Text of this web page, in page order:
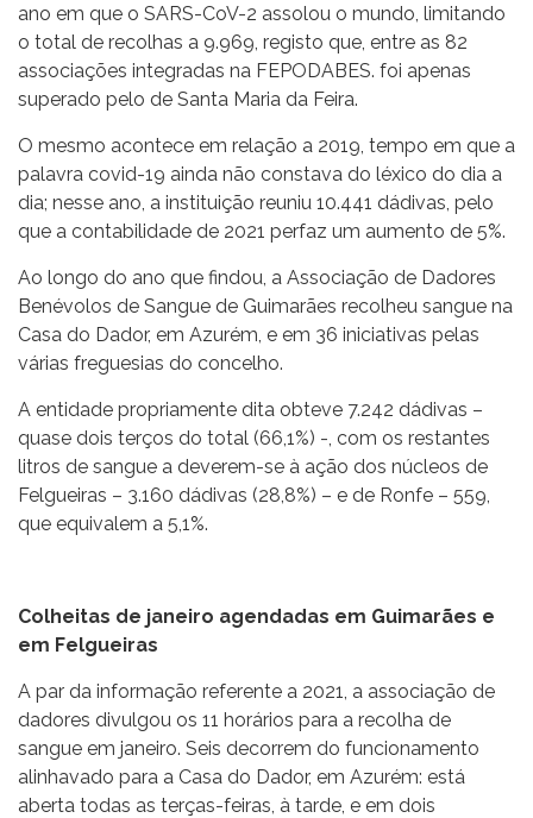
ano em que o SARS-CoV-2 assolou o mundo, limitando
o total de recolhas a 9.969, registo que, entre as 82
associações integradas na FEPODABES. foi apenas
superado pelo de Santa Maria da Feira.
O mesmo acontece em relação a 2019, tempo em que a
palavra covid-19 ainda não constava do léxico do dia a
dia; nesse ano, a instituição reuniu 10.441 dádivas, pelo
que a contabilidade de 2021 perfaz um aumento de 5%.
Ao longo do ano que findou, a Associação de Dadores
Benévolos de Sangue de Guimarães recolheu sangue na
Casa do Dador, em Azurém, e em 36 iniciativas pelas
várias freguesias do concelho.
A entidade propriamente dita obteve 7.242 dádivas –
quase dois terços do total (66,1%) -, com os restantes
litros de sangue a deverem-se à ação dos núcleos de
Felgueiras – 3.160 dádivas (28,8%) – e de Ronfe – 559,
que equivalem a 5,1%.
Colheitas de janeiro agendadas em Guimarães e
em Felgueiras
A par da informação referente a 2021, a associação de
dadores divulgou os 11 horários para a recolha de
sangue em janeiro. Seis decorrem do funcionamento
alinhavado para a Casa do Dador, em Azurém: está
aberta todas as terças-feiras, à tarde, e em dois